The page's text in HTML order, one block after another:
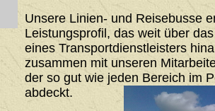
Unsere Linien- und Reisebusse
Leistungsprofil, das weit über
eines Transportdienstleisters
zusammen mit unseren
der so gut wie jeden Bereich im
abdeckt.